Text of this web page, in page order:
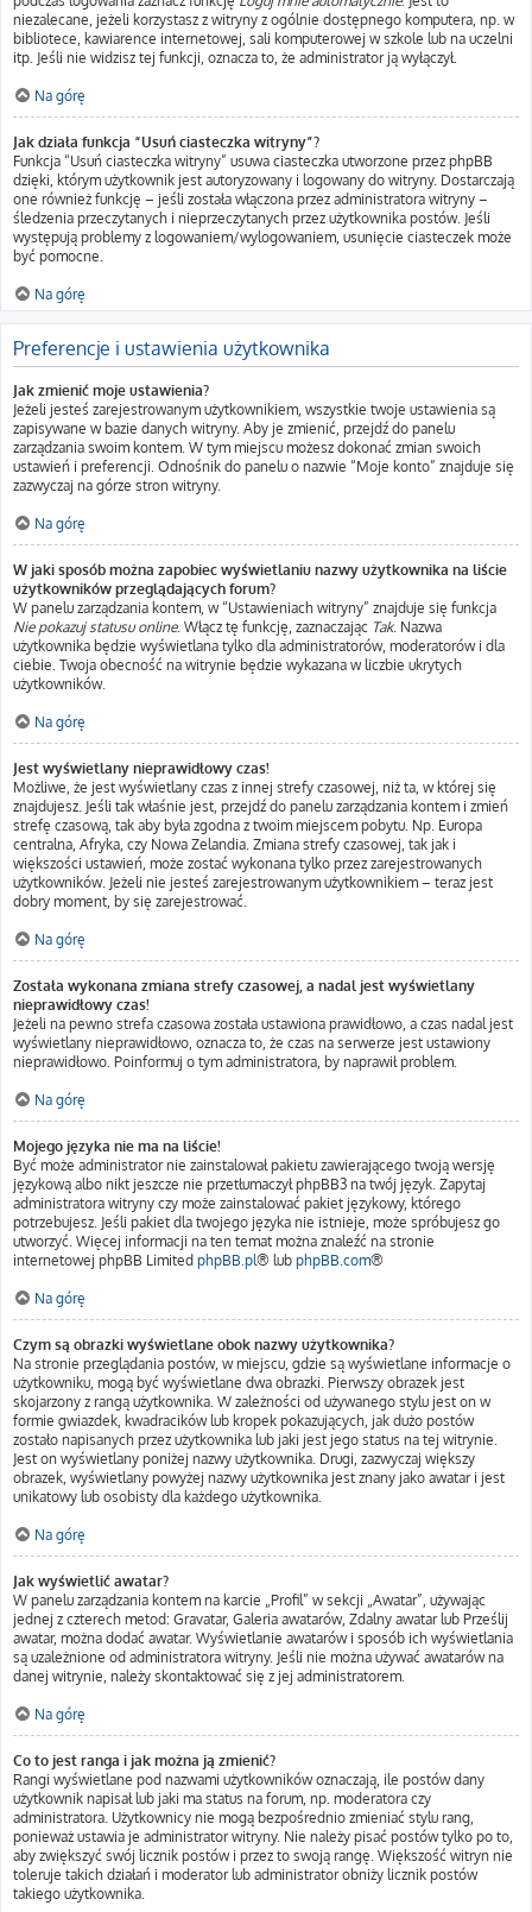
niezalecane, jeżeli korzystasz z witryny z ogólnie dostępnego komputera, np. w
bibliotece, kawiarence internetowej, sali komputerowej w szkole lub na uczelni
itp. Jeśli nie widzisz tej funkcji, oznacza to, że administrator ją wyłączył.
Na górę
Jak działa funkcja “Usuń ciasteczka witryny”?
Funkcja “Usuń ciasteczka witryny” usuwa ciasteczka utworzone przez phpBB
dzięki, którym użytkownik jest autoryzowany i logowany do witryny. Dostarczają
one również funkcję – jeśli została włączona przez administratora witryny –
śledzenia przeczytanych i nieprzeczytanych przez użytkownika postów. Jeśli
występują problemy z logowaniem/wylogowaniem, usunięcie ciasteczek może
być pomocne.
Na górę
Preferencje i ustawienia użytkownika
Jak zmienić moje ustawienia?
Jeżeli jesteś zarejestrowanym użytkownikiem, wszystkie twoje ustawienia są
zapisywane w bazie danych witryny. Aby je zmienić, przejdź do panelu
zarządzania swoim kontem. W tym miejscu możesz dokonać zmian swoich
ustawień i preferencji. Odnośnik do panelu o nazwie “Moje konto” znajduje się
zazwyczaj na górze stron witryny.
Na górę
W jaki sposób można zapobiec wyświetlaniu nazwy użytkownika na liście
użytkowników przeglądających forum?
W panelu zarządzania kontem, w “Ustawieniach witryny” znajduje się funkcja
Nie pokazuj statusu online. Włącz tę funkcję, zaznaczając Tak. Nazwa
użytkownika będzie wyświetlana tylko dla administratorów, moderatorów i dla
ciebie. Twoja obecność na witrynie będzie wykazana w liczbie ukrytych
użytkowników.
Na górę
Jest wyświetlany nieprawidłowy czas!
Możliwe, że jest wyświetlany czas z innej strefy czasowej, niż ta, w której się
znajdujesz. Jeśli tak właśnie jest, przejdź do panelu zarządzania kontem i zmień
strefę czasową, tak aby była zgodna z twoim miejscem pobytu. Np. Europa
centralna, Afryka, czy Nowa Zelandia. Zmiana strefy czasowej, tak jak i
większości ustawień, może zostać wykonana tylko przez zarejestrowanych
użytkowników. Jeżeli nie jesteś zarejestrowanym użytkownikiem – teraz jest
dobry moment, by się zarejestrować.
Na górę
Została wykonana zmiana strefy czasowej, a nadal jest wyświetlany
nieprawidłowy czas!
Jeżeli na pewno strefa czasowa została ustawiona prawidłowo, a czas nadal jest
wyświetlany nieprawidłowo, oznacza to, że czas na serwerze jest ustawiony
nieprawidłowo. Poinformuj o tym administratora, by naprawił problem.
Na górę
Mojego języka nie ma na liście!
Być może administrator nie zainstalował pakietu zawierającego twoją wersję
językową albo nikt jeszcze nie przetłumaczył phpBB3 na twój język. Zapytaj
administratora witryny czy może zainstalować pakiet językowy, którego
potrzebujesz. Jeśli pakiet dla twojego języka nie istnieje, może spróbujesz go
utworzyć. Więcej informacji na ten temat można znaleźć na stronie
internetowej phpBB Limited phpBB.pl® lub phpBB.com®
Na górę
Czym są obrazki wyświetlane obok nazwy użytkownika?
Na stronie przeglądania postów, w miejscu, gdzie są wyświetlane informacje o
użytkowniku, mogą być wyświetlane dwa obrazki. Pierwszy obrazek jest
skojarzony z rangą użytkownika. W zależności od używanego stylu jest on w
formie gwiazdek, kwadracików lub kropek pokazujących, jak dużo postów
zostało napisanych przez użytkownika lub jaki jest jego status na tej witrynie.
Jest on wyświetlany poniżej nazwy użytkownika. Drugi, zazwyczaj większy
obrazek, wyświetlany powyżej nazwy użytkownika jest znany jako awatar i jest
unikatowy lub osobisty dla każdego użytkownika.
Na górę
Jak wyświetlić awatar?
W panelu zarządzania kontem na karcie „Profil” w sekcji „Awatar”, używając
jednej z czterech metod: Gravatar, Galeria awatarów, Zdalny awatar lub Prześlij
awatar, można dodać awatar. Wyświetlanie awatarów i sposób ich wyświetlania
są uzależnione od administratora witryny. Jeśli nie można używać awatarów na
danej witrynie, należy skontaktować się z jej administratorem.
Na górę
Co to jest ranga i jak można ją zmienić?
Rangi wyświetlane pod nazwami użytkowników oznaczają, ile postów dany
użytkownik napisał lub jaki ma status na forum, np. moderatora czy
administratora. Użytkownicy nie mogą bezpośrednio zmieniać stylu rang,
ponieważ ustawia je administrator witryny. Nie należy pisać postów tylko po to,
aby zwiększyć swój licznik postów i przez to swoją rangę. Większość witryn nie
toleruje takich działań i moderator lub administrator obniży licznik postów
takiego użytkownika.